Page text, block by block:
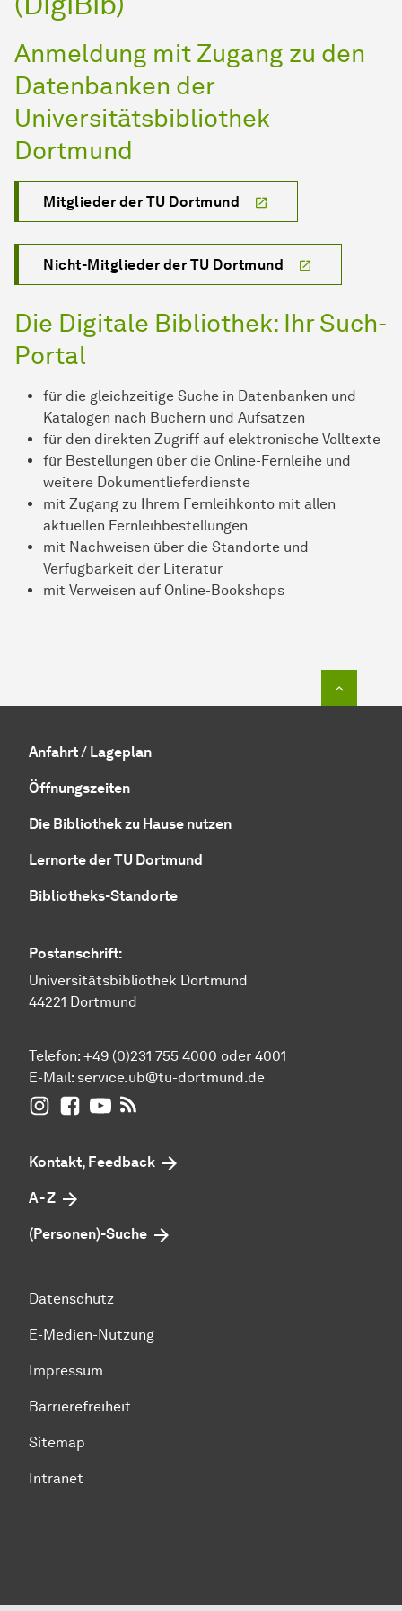
Anmeldung mit Zugang zu den
Datenbanken der
Universitätsbibliothek
Dortmund
Mitglieder der TU Dortmund
Nicht-Mitglieder der TU Dortmund
Die Digitale Bibliothek: Ihr Such-
Portal
für die gleichzeitige Suche in Datenbanken und
Katalogen nach Büchern und Aufsätzen
für den direkten Zugriff auf elektronische Volltexte
für Bestellungen über die Online-Fernleihe und
weitere Dokumentlieferdienste
mit Zugang zu Ihrem Fernleihkonto mit allen
aktuellen Fernleihbestellungen
mit Nachweisen über die Standorte und
Verfügbarkeit der Literatur
mit Verweisen auf Online-Bookshops
Anfahrt / Lageplan
Öffnungszeiten
Die Bibliothek zu Hause nutzen
Lernorte der TU Dortmund
Bibliotheks-Standorte
Postanschrift:
Universitätsbibliothek Dortmund
44221 Dortmund
Telefon: +49 (0)231 755 4000 oder 4001
E-Mail: service.ub@tu-dortmund.de
UB Dortmund auf Instagram
UB Dortmund auf Facebook
UB Dortmund auf YouTube
Kontakt, Feedback
A - Z
(Personen)-Suche
Datenschutz
E-Medien-Nutzung
Impressum
Barrierefreiheit
Sitemap
Intranet